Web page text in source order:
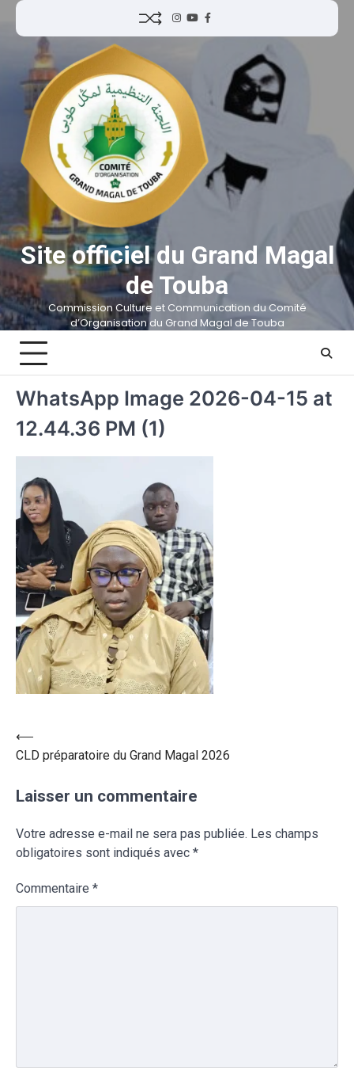
Site officiel du Grand Magal
de Touba
Commission Culture et Communication du Comité
d’Organisation du Grand Magal de Touba
WhatsApp Image 2026-04-15 at
12.44.36 PM (1)
⟵
CLD préparatoire du Grand Magal 2026
Laisser un commentaire
Votre adresse e-mail ne sera pas publiée. Les champs
obligatoires sont indiqués avec *
Commentaire *